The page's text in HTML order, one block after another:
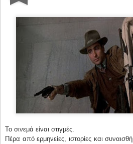
Το σινεμά είναι στιγμές.
Πέρα από ερμηνείες, ιστορίες και